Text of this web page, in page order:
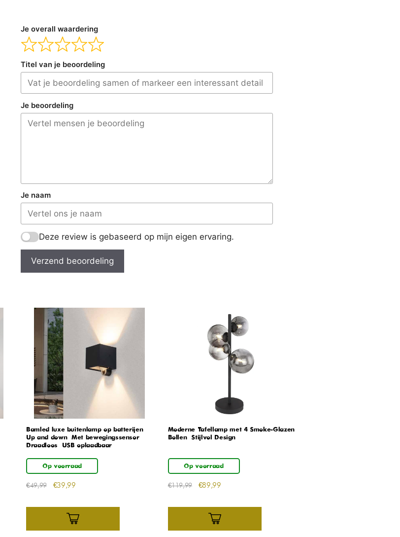
Je overall waardering
Titel van je beoordeling
Je beoordeling
Je naam
Deze review is gebaseerd op mijn eigen ervaring.
Verzend beoordeling
Bamled luxe buitenlamp op batterijen –
Up and down – Met bewegingssensor –
Draadloos – USB oplaadbaar
Op voorraad
€49,99 €39,99
Moderne Tafellamp met 4 Smoke-Glazen
Bollen – Stijlvol Design
Op voorraad
€119,99 €89,99